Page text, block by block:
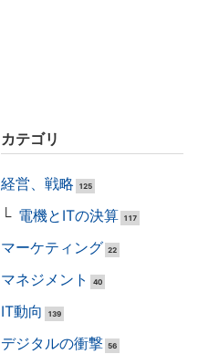
カテゴリ
経営、戦略 125
電機とITの決算 117
マーケティング 22
マネジメント 40
IT動向 139
デジタルの衝撃 56